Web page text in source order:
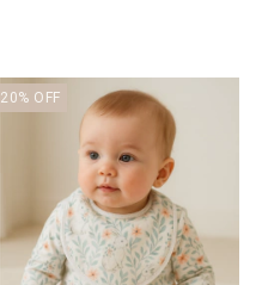
20% OFF